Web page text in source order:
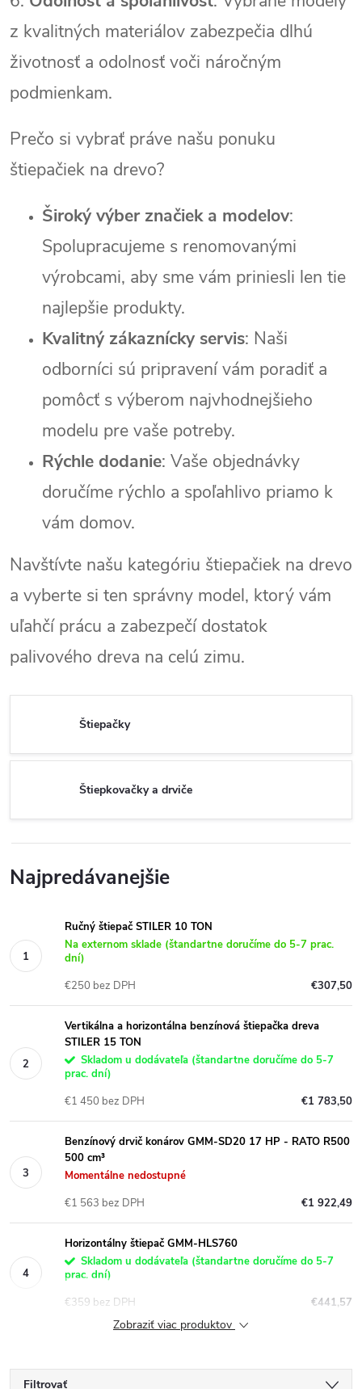
z kvalitných materiálov zabezpečia dlhú
životnosť a odolnosť voči náročným
podmienkam.
Prečo si vybrať práve našu ponuku
štiepačiek na drevo?
Široký výber značiek a modelov:
Spolupracujeme s renomovanými
výrobcami, aby sme vám priniesli len tie
najlepšie produkty.
Kvalitný zákaznícky servis: Naši
odborníci sú pripravení vám poradiť a
pomôcť s výberom najvhodnejšieho
modelu pre vaše potreby.
Rýchle dodanie: Vaše objednávky
doručíme rýchlo a spoľahlivo priamo k
vám domov.
Navštívte našu kategóriu štiepačiek na drevo
a vyberte si ten správny model, ktorý vám
uľahčí prácu a zabezpečí dostatok
palivového dreva na celú zimu.
Štiepačky
Štiepkovačky a drviče
Najpredávanejšie
Ručný štiepač STILER 10 TON
Na externom sklade (štandartne doručíme do 5-7 prac.
dní)
€307,50
€250 bez DPH
Vertikálna a horizontálna benzínová štiepačka dreva
STILER 15 TON
Skladom u dodávateľa (štandartne doručíme do 5-7
prac. dní)
€1 783,50
€1 450 bez DPH
Benzínový drvič konárov GMM-SD20 17 HP - RATO R500
500 cm³
Momentálne nedostupné
€1 922,49
€1 563 bez DPH
Horizontálny štiepač GMM-HLS760
Skladom u dodávateľa (štandartne doručíme do 5-7
prac. dní)
€441,57
€359 bez DPH
Zobraziť viac produktov
Filtrovať